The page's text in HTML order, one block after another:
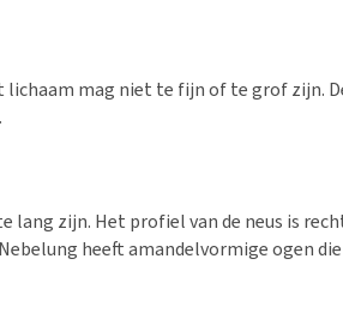
mag niet te fijn of te grof zijn.
zijn. Het profiel van de neus is
heeft amandelvormige ogen